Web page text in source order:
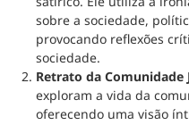
sobre a sociedade,
provocando reflexões
sociedade.
Retrato da Comunidade
exploram a vida da
oferecendo uma visão